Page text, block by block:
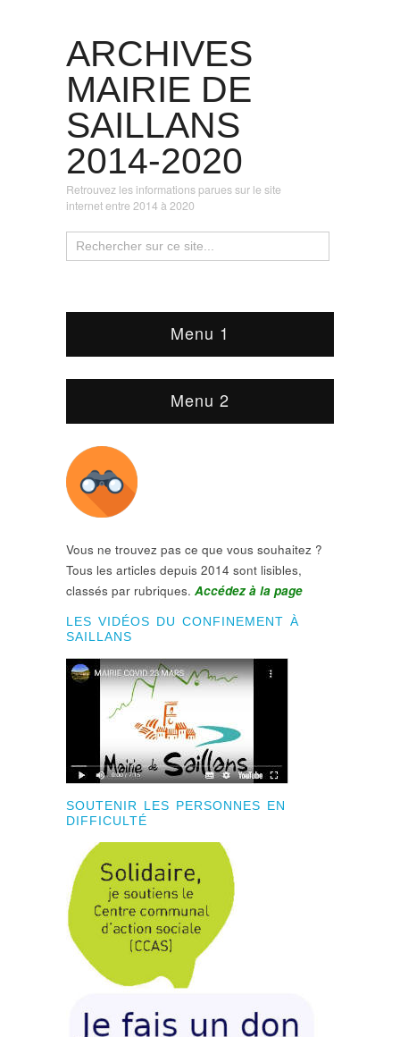
ARCHIVES
MAIRIE DE
SAILLANS
2014-2020
Retrouvez les informations parues sur le site
internet entre 2014 à 2020
Menu 1
Menu 2
Vous ne trouvez pas ce que vous souhaitez ?
Tous les articles depuis 2014 sont lisibles,
classés par rubriques. Accédez à la page
LES VIDÉOS DU CONFINEMENT À
SAILLANS
SOUTENIR LES PERSONNES EN
DIFFICULTÉ